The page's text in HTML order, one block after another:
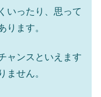
いったり、思って
ります。
ャンスといえます
ません。